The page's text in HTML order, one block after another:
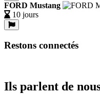
FORD Mustang
10 jours
Restons connectés
Ils parlent de